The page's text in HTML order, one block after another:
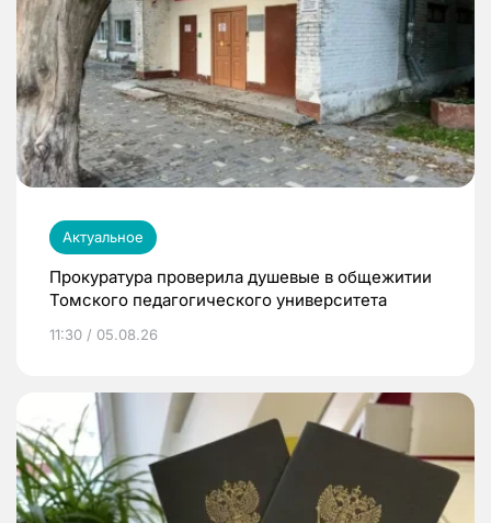
Актуальное
Прокуратура проверила душевые в общежитии
Томского педагогического университета
11:30 / 05.08.26